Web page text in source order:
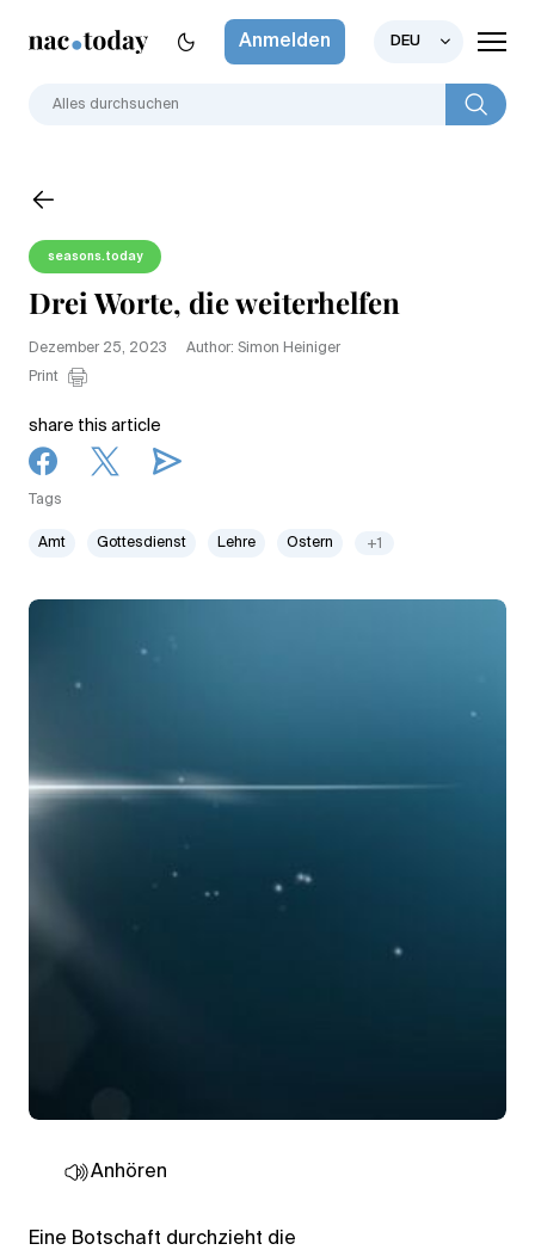
Anmelden DEU
seasons.today
Drei Worte, die weiterhelfen
Dezember 25, 2023
Author: Simon Heiniger
Print
share this article
Tags
Amt Gottesdienst Lehre Ostern +1
Anhören
Eine Botschaft durchzieht die